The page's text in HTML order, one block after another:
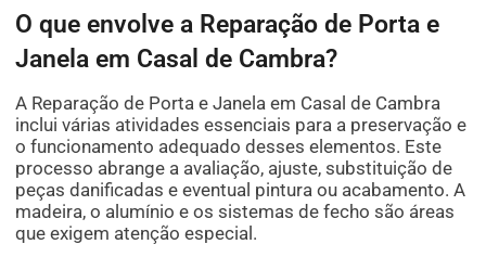
O que envolve a Reparação de Porta e
Janela em Casal de Cambra?
A Reparação de Porta e Janela em Casal de Cambra
inclui várias atividades essenciais para a preservação e
o funcionamento adequado desses elementos. Este
processo abrange a avaliação, ajuste, substituição de
peças danificadas e eventual pintura ou acabamento. A
madeira, o alumínio e os sistemas de fecho são áreas
que exigem atenção especial.